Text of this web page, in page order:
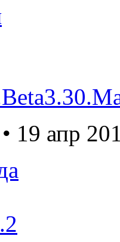
• 19 апр